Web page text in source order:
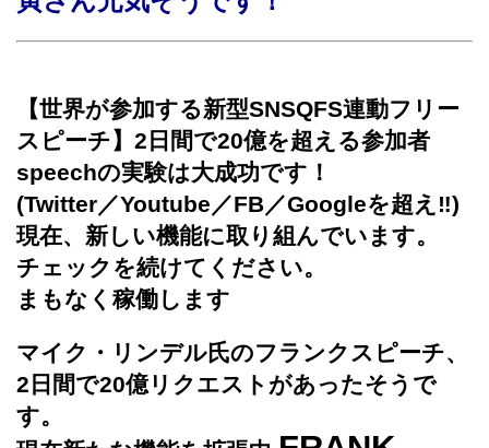
【世界が参加する新型SNSQFS連動フリー
スピーチ】2日間で20億を超える参加者
speechの実験は大成功です！
(Twitter／Youtube／FB／Googleを超え‼)
現在、新しい機能に取り組んでいます。
チェックを続けてください。
まもなく稼働します
マイク・リンデル氏のフランクスピーチ、
2日間で20億リクエストがあったそうで
す。